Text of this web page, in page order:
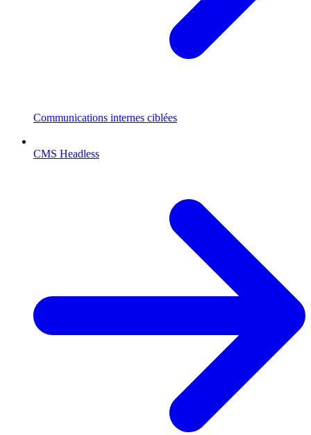
Communications internes ciblées
CMS Headless